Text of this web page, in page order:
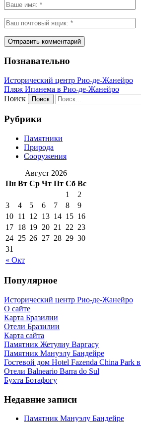
Познавательно
Исторический центр Рио-де-Жанейро
Пляж Ипанема в Рио-де-Жанейро
Поиск
Рубрики
Памятники
Природа
Сооружения
Август 2026
Пн Вт Ср Чт Пт Сб Вс
« Окт
1
2
3
4 5 6 7 8
9
10 11 12 13 14 15 16
17 18 19 20 21 22 23
24 25 26 27 28 29 30
31
Популярное
Исторический центр Рио-де-Жанейро
О сайте
Карта Бразилии
Отели Бразилии
Карта сайта
Памятник Жетулиу Варгасу
Памятник Мануэлу Бандейре
Гостевой дом Hotel Fazenda China Park
Отели Balneario Barra do Sul
Бухта Ботафогу
Недавние записи
Памятник Мануэлу Бандейре